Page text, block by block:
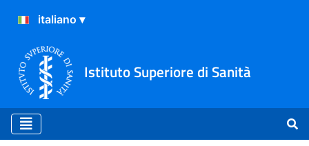
Istituto Superiore di Sanità